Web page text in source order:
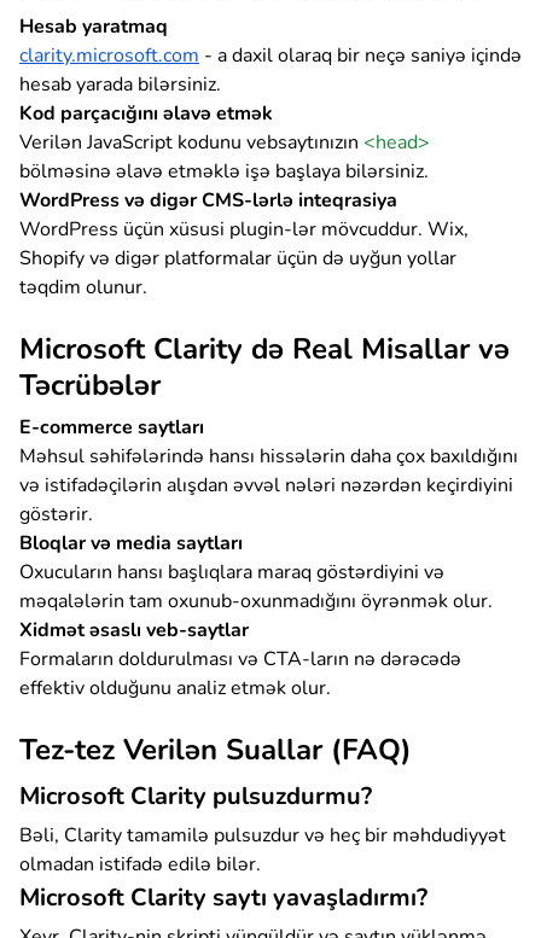
Hesab yaratmaq
clarity.microsoft.com - a daxil olaraq bir neçə saniyə içində
hesab yarada bilərsiniz.
Kod parçacığını əlavə etmək
Verilən JavaScript kodunu vebsaytınızın <head>
bölməsinə əlavə etməklə işə başlaya bilərsiniz.
WordPress və digər CMS-lərlə inteqrasiya
WordPress üçün xüsusi plugin-lər mövcuddur. Wix,
Shopify və digər platformalar üçün də uyğun yollar
təqdim olunur.
Microsoft Clarity də Real Misallar və
Təcrübələr
E-commerce saytları
Məhsul səhifələrində hansı hissələrin daha çox baxıldığını
və istifadəçilərin alışdan əvvəl nələri nəzərdən keçirdiyini
göstərir.
Bloqlar və media saytları
Oxucuların hansı başlıqlara maraq göstərdiyini və
məqalələrin tam oxunub-oxunmadığını öyrənmək olur.
Xidmət əsaslı veb-saytlar
Formaların doldurulması və CTA-ların nə dərəcədə
effektiv olduğunu analiz etmək olur.
Tez-tez Verilən Suallar (FAQ)
Microsoft Clarity pulsuzdurmu?
Bəli, Clarity tamamilə pulsuzdur və heç bir məhdudiyyət
olmadan istifadə edilə bilər.
Microsoft Clarity saytı yavaşladırmı?